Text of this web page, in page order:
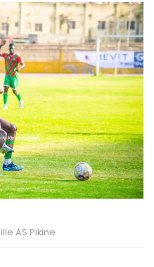
AS Pikine